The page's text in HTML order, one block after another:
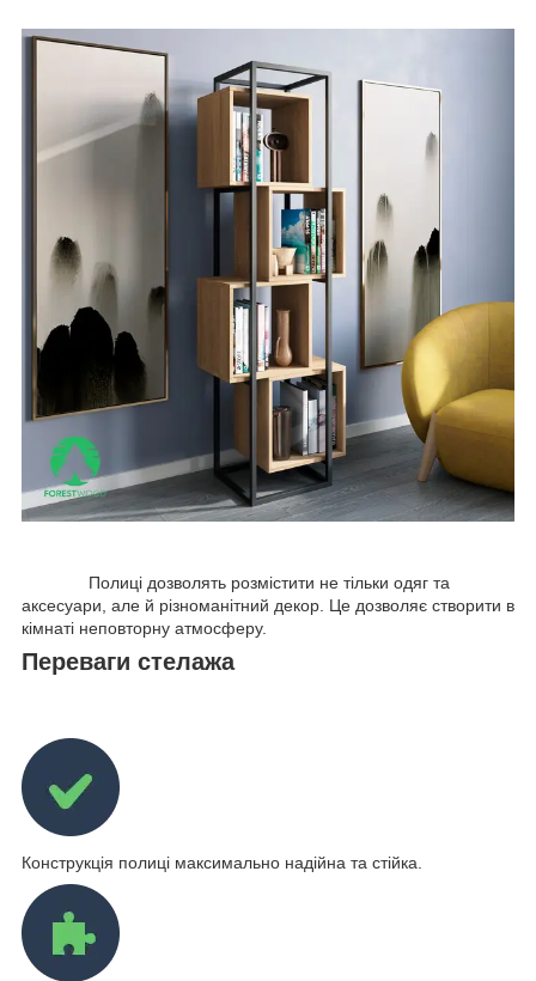
Полиці дозволять розмістити не тільки одяг та
аксесуари, але й різноманітний декор. Це дозволяє створити в
кімнаті неповторну атмосферу.
Переваги стелажа
Конструкція полиці максимально надійна та стійка.